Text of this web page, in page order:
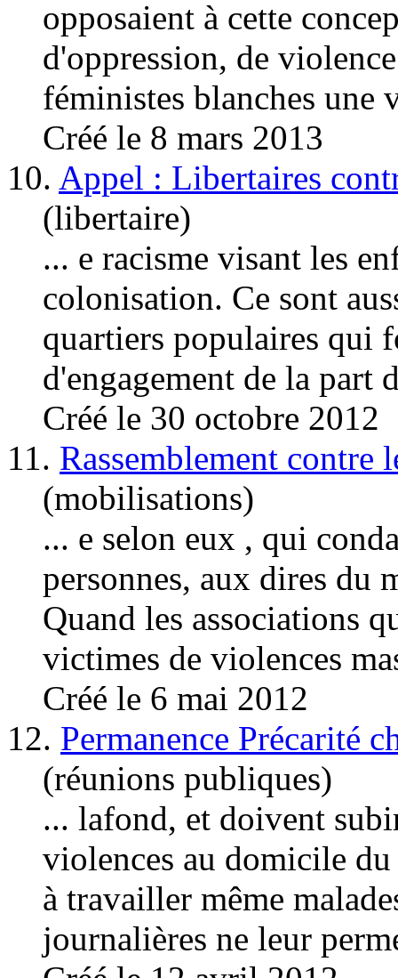
opposaient à cette
d'oppression, de
féministes blanches une
Créé le 8 mars 2013
10. Appel : Libertaires
(libertaire)
... e racisme visant les
colonisation. Ce sont
quartiers populaires qui
d'engagement de la part
Créé le 30 octobre 2012
11. Rassemblement contre
(mobilisations)
... e selon eux , qui
personnes, aux dires du
Quand les associations
victimes de violences
Créé le 6 mai 2012
12. Permanence Précarité
(réunions publiques)
... lafond, et doivent
violences au domicile
à travailler même
journalières ne leur